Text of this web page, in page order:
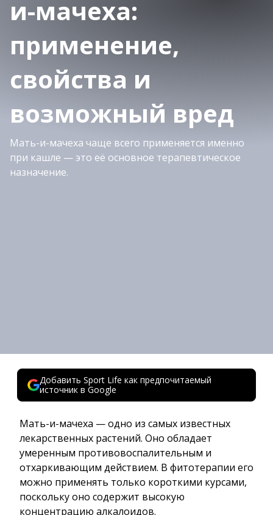
и-мачеха:
применение,
свойства и
возможный вред
Мать-и-мачеха чаще всего применяется именно
при кашле — это её основное терапевтическое
назначение.
Добавить Sport Life как предпочитаемый
источник в Google
Мать-и-мачеха — одно из самых известных
лекарственных растений. Оно обладает
умеренным противовоспалительным и
отхаркивающим действием. В фитотерапии его
можно применять только короткими курсами,
поскольку оно содержит высокую
концентрацию алкалоидов.